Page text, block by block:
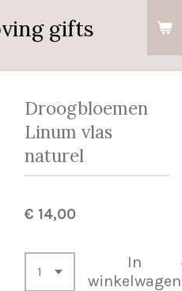
gifts
Droogbloemen
Linum vlas
naturel
€ 14,00
In
winkelwagen